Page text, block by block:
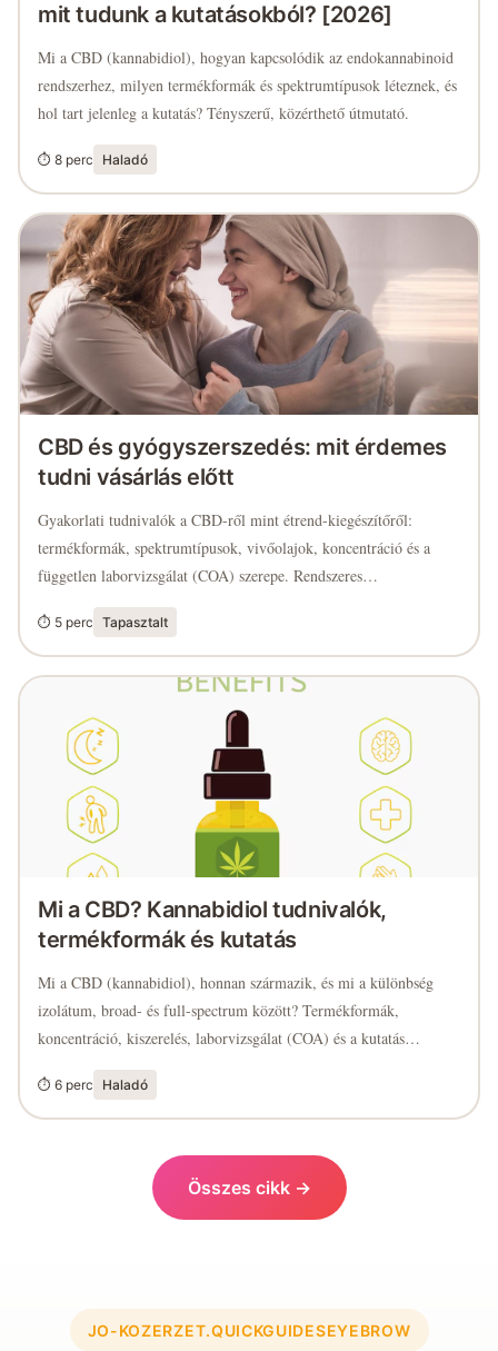
mit tudunk a kutatásokból? [2026]
Mi a CBD (kannabidiol), hogyan kapcsolódik az endokannabinoid
rendszerhez, milyen termékformák és spektrumtípusok léteznek, és
hol tart jelenleg a kutatás? Tényszerű, közérthető útmutató.
⏱ 8 perc Haladó
CBD és gyógyszerszedés: mit érdemes
tudni vásárlás előtt
Gyakorlati tudnivalók a CBD-ről mint étrend-kiegészítőről:
termékformák, spektrumtípusok, vivőolajok, koncentráció és a
független laborvizsgálat (COA) szerepe. Rendszeres
gyógyszerszedés esetén miért érdemes előbb szakemberrel
egyeztetni. A cikk nem tartalmaz gyógyhatásra vonatkozó állítást.
⏱ 5 perc Tapasztalt
Mi a CBD? Kannabidiol tudnivalók,
termékformák és kutatás
Mi a CBD (kannabidiol), honnan származik, és mi a különbség
izolátum, broad- és full-spectrum között? Termékformák,
koncentráció, kiszerelés, laborvizsgálat (COA) és a kutatás
jelenlegi állása – érthetően, egy helyen.
⏱ 6 perc Haladó
Összes cikk →
JO-KOZERZET.QUICKGUIDESEYEBROW